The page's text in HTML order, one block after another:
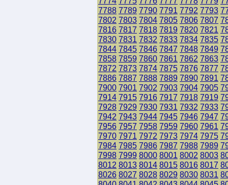
7788 7789 7790 7791 7792 7793
7802 7803 7804 7805 7806 7807
7816 7817 7818 7819 7820 7821
7830 7831 7832 7833 7834 7835
7844 7845 7846 7847 7848 7849
7858 7859 7860 7861 7862 7863
7872 7873 7874 7875 7876 7877
7886 7887 7888 7889 7890 7891
7900 7901 7902 7903 7904 7905
7914 7915 7916 7917 7918 7919
7928 7929 7930 7931 7932 7933
7942 7943 7944 7945 7946 7947
7956 7957 7958 7959 7960 7961
7970 7971 7972 7973 7974 7975
7984 7985 7986 7987 7988 7989
7998 7999 8000 8001 8002 8003
8012 8013 8014 8015 8016 8017
8026 8027 8028 8029 8030 8031